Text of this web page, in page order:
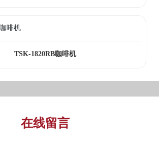
TSK-1820RB咖啡机
在线留言